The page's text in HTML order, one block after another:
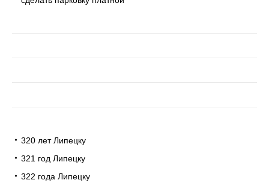
320 лет Липецку
321 год Липецку
322 года Липецку